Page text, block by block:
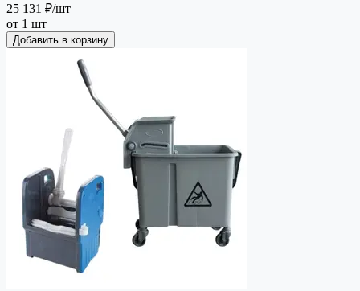
25 131 ₽/шт
от 1 шт
Добавить в корзину